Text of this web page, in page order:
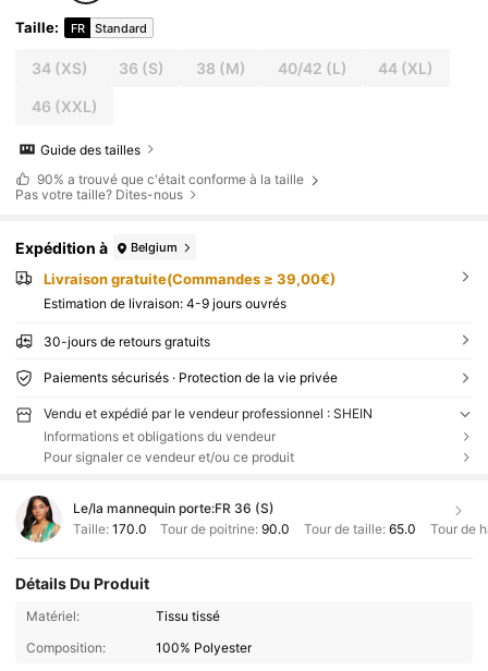
Taille: FR Standard
34(XS) 36 (S) 38 (M) 40/42 (L) 44 (XL)
46 (XXL)
Guide des tailles
90% a trouvé que c'était conforme à la taille
Pas votre taille? Dites-nous
Expédition à Belgium
Livraison gratuite(Commandes ≥ 39,00€)
Estimation de livraison: 4-9 jours ouvrés
30-jours de retours gratuits
Paiements sécurisés · Protection de la vie privée
Vendu et expédié par le vendeur professionnel : SHEIN
Informations et obligations du vendeur
Pour signaler ce vendeur et/ou ce produit
Le/la mannequin porte:FR 36 (S)
Taille: 170.0 Tour de poitrine:90.0 Tour de taille: 65.0 Tour de
Détails Du Produit
Matériel:
Tissu tissé
Composition:
100% Polyester